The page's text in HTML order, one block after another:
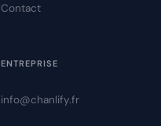
Contact
ENTREPRISE
info@chanlify.fr